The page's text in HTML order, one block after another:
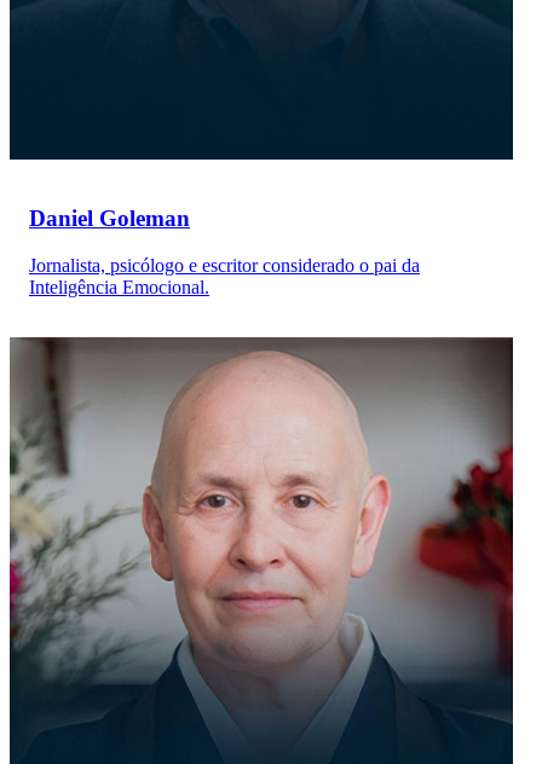
Daniel Goleman
Jornalista, psicólogo e escritor considerado o pai da
Inteligência Emocional.